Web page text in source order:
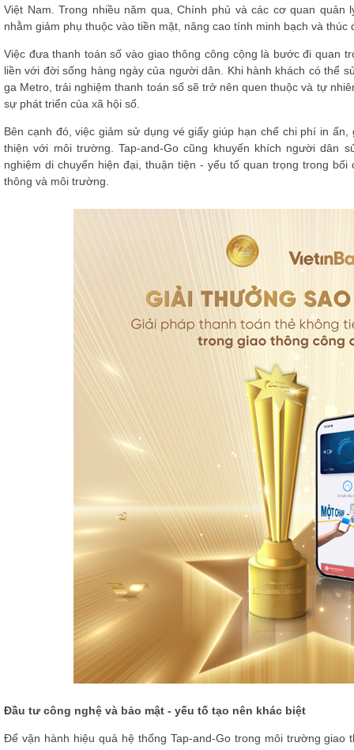
Việt Nam. Trong nhiều năm qua, Chính phủ và các cơ quan
nhằm giảm phụ thuộc vào tiền mặt, nâng cao tính minh bạch và thúc
Việc đưa thanh toán số vào giao thông công cộng là bước đi quan
liền với đời sống hàng ngày của người dân. Khi hành khách có thể
ga Metro, trải nghiệm thanh toán số sẽ trở nên quen thuộc và tự
sự phát triển của xã hội số.
Bên cạnh đó, việc giảm sử dụng vé giấy giúp hạn chế chi phí in
thiện với môi trường. Tap-and-Go cũng khuyến khích người dân
nghiệm di chuyển hiện đại, thuận tiện - yếu tố quan trọng trong
thông và môi trường.
Đầu tư công nghệ và bảo mật - yếu tố tạo nên khác biệt
Để vận hành hiệu quả hệ thống Tap-and-Go trong môi trường giao